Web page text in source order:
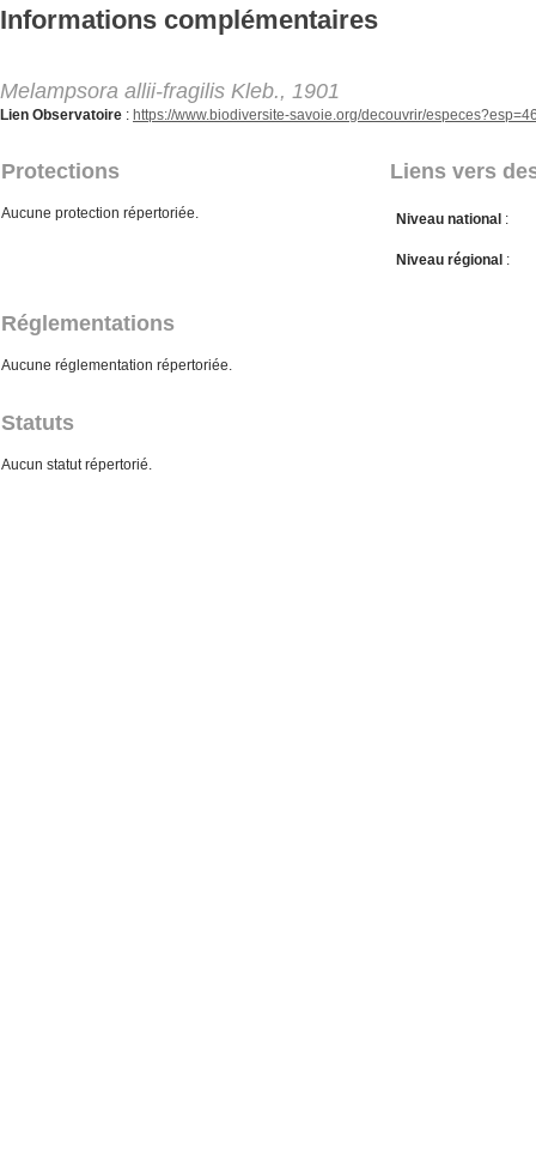
Aller au contenu principal
Informations complémentaires
Melampsora allii-fragilis Kleb., 1901
Lien Observatoire : https://www.biodiversite-savoie.org/decouvrir/
Protections Liens vers
Aucune protection répertoriée. Niveau national :
Niveau régional :
Réglementations
Aucune réglementation répertoriée.
Statuts
Aucun statut répertorié.